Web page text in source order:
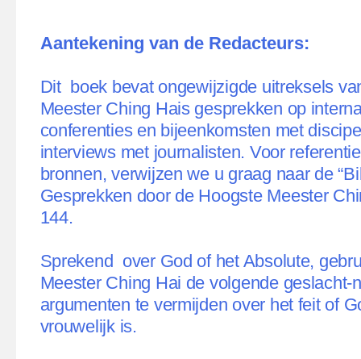
Aantekening van de Redacteurs:
Dit boek bevat ongewijzigde uitreksels
Meester Ching Hais gesprekken op
conferenties en bijeenkomsten met
interviews met journalisten. Voor
bronnen, verwijzen we u graag naar de
Gesprekken door de Hoogste Meester
144.
Sprekend over God of het Absolute,
Meester Ching Hai de volgende geslacht-
argumenten te vermijden over het feit of
vrouwelijk is.